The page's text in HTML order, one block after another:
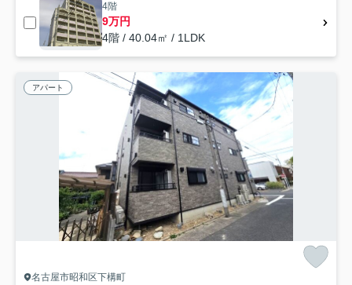
4階
9万円
4階 / 40.04㎡ / 1LDK
アパート
名古屋市昭和区下構町